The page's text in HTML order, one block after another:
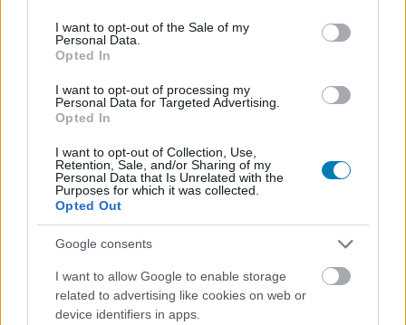
consent section.
I want to opt-out of the Sale of my
Personal Data.
Opted In
I want to opt-out of processing my
Personal Data for Targeted Advertising.
Opted In
I want to opt-out of Collection, Use,
Retention, Sale, and/or Sharing of my
Personal Data that Is Unrelated with the
Purposes for which it was collected.
Opted Out
Google consents
I want to allow Google to enable storage
related to advertising like cookies on web or
device identifiers in apps.
Hozzászólások
Bemutatkozott a Game Pass
Starter Edition, van akinek